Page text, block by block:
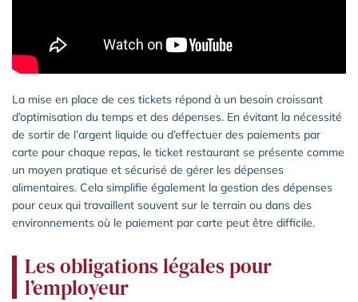
La mise en place de ces tickets répond à un besoin croissant
d’optimisation du temps et des dépenses. En évitant la nécessité
de sortir de l’argent liquide ou d’effectuer des paiements par
carte pour chaque repas, le ticket restaurant se présente comme
un moyen pratique et sécurisé de gérer les dépenses
alimentaires. Cela simplifie également la gestion des dépenses
pour ceux qui travaillent souvent sur le terrain ou dans des
environnements où le paiement par carte peut être difficile.
Les obligations légales pour
l’employeur